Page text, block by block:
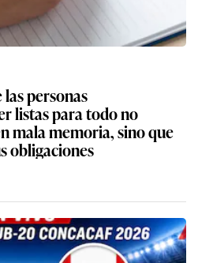
personas
listas para todo no
mala memoria, sino que
obligaciones